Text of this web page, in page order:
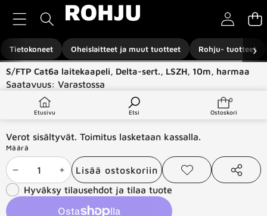
Tietokoneet Oheislaitteet ja muut tuotteet Rohju- tuotteet
›
Etusivu Etsi
0
0
Ostoskori
Siirry tuotetietoihin
S/FTP Cat6a laitekaapeli, Delta-sert., LSZH, 10m, harmaa
Saatavuus: Varastossa
Tuotetyyppi:
€14,99
Verot sisältyvät. Toimitus lasketaan kassalla.
Määrä
Vähennä
määrää
Lisää
määrää
Lisää ostoskoriin
Lisää
toivelistaan
Jaa
Hyväksy tilausehdot ja tilaa tuote